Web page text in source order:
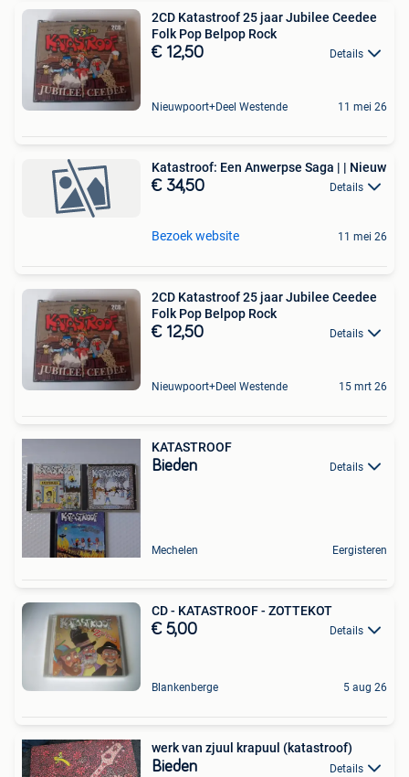
2CD Katastroof 25 jaar Jubilee Ceedee
Folk Pop Belpop Rock
€ 12,50 Details
Nieuwpoort+Deel Westende 11 mei 26
Katastroof: Een Anwerpse Saga | | Nieuw
€ 34,50 Details
Bezoek website 11 mei 26
2CD Katastroof 25 jaar Jubilee Ceedee
Folk Pop Belpop Rock
€ 12,50 Details
Nieuwpoort+Deel Westende 15 mrt 26
KATASTROOF
Bieden Details
Mechelen Eergisteren
CD - KATASTROOF - ZOTTEKOT
€ 5,00 Details
Blankenberge 5 aug 26
werk van zjuul krapuul (katastroof)
Bieden Details